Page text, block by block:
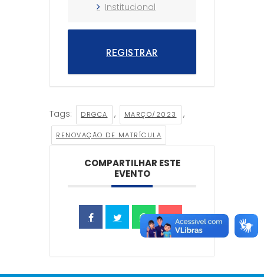
Institucional
REGISTRAR
Tags: DRGCA , MARÇO/2023 ,
RENOVAÇÃO DE MATRÍCULA
COMPARTILHAR ESTE
EVENTO